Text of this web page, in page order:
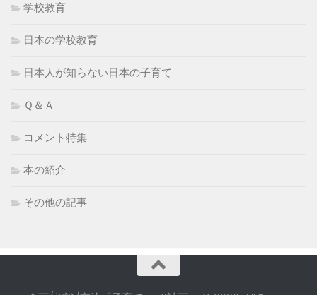
学校教育
日本の学校教育
日本人が知らない日本の子育て
Ｑ＆Ａ
コメント特集
本の紹介
その他の記事